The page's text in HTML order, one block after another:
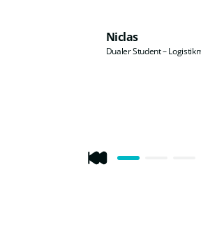
Niclas
Dualer Student –